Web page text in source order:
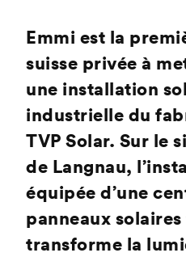
Emmi est la
suisse privée à
une installation
industrielle du
TVP Solar. Sur le
de Langnau,
équipée d’une
panneaux
transforme la